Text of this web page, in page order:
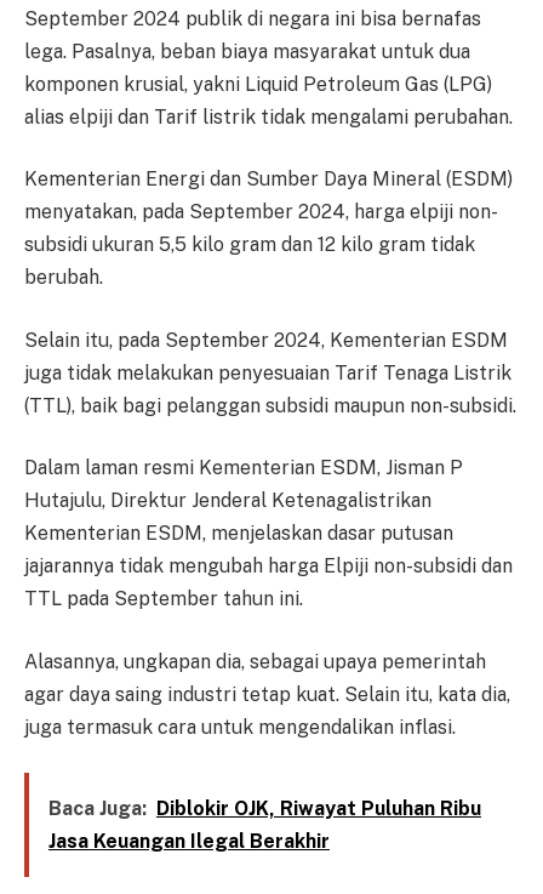
September 2024 publik di negara ini bisa bernafas
lega. Pasalnya, beban biaya masyarakat untuk dua
komponen krusial, yakni Liquid Petroleum Gas (LPG)
alias elpiji dan Tarif listrik tidak mengalami perubahan.
Kementerian Energi dan Sumber Daya Mineral (ESDM)
menyatakan, pada September 2024, harga elpiji non-
subsidi ukuran 5,5 kilo gram dan 12 kilo gram tidak
berubah.
Selain itu, pada September 2024, Kementerian ESDM
juga tidak melakukan penyesuaian Tarif Tenaga Listrik
(TTL), baik bagi pelanggan subsidi maupun non-subsidi.
Dalam laman resmi Kementerian ESDM, Jisman P
Hutajulu, Direktur Jenderal Ketenagalistrikan
Kementerian ESDM, menjelaskan dasar putusan
jajarannya tidak mengubah harga Elpiji non-subsidi dan
TTL pada September tahun ini.
Alasannya, ungkapan dia, sebagai upaya pemerintah
agar daya saing industri tetap kuat. Selain itu, kata dia,
juga termasuk cara untuk mengendalikan inflasi.
Baca Juga: Diblokir OJK, Riwayat Puluhan Ribu
Jasa Keuangan Ilegal Berakhir